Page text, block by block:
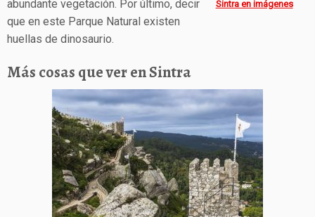
Sintra en imágenes
abundante vegetación. Por último, decir
que en este Parque Natural existen
huellas de dinosaurio.
Más cosas que ver en Sintra